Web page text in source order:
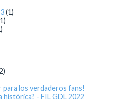
(1)
para los verdaderos fans!
histórica? - FIL GDL 2022